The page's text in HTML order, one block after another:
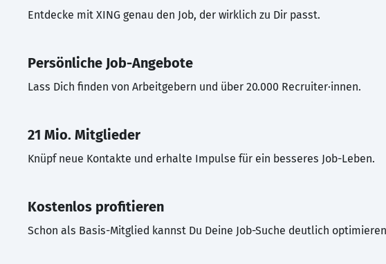
Entdecke mit XING genau den Job, der wirklich zu Dir passt.
Persönliche Job-Angebote
Lass Dich finden von Arbeitgebern und über 20.000 Recruiter·innen.
21 Mio. Mitglieder
Knüpf neue Kontakte und erhalte Impulse für ein besseres Job-Leben.
Kostenlos profitieren
Schon als Basis-Mitglied kannst Du Deine Job-Suche deutlich